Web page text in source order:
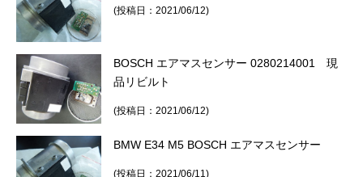
(投稿日：2021/06/12)
BOSCH エアマスセンサー 0280214001 現
品リビルト
(投稿日：2021/06/12)
BMW E34 M5 BOSCH エアマスセンサー
(投稿日：2021/06/11)